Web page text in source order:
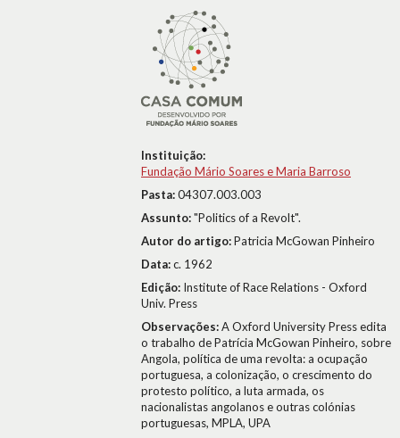
Instituição:
Fundação Mário Soares e Maria Barroso
Pasta:04307.003.003
Assunto:"Politics of a Revolt".
Autor do artigo:Patricia McGowan Pinheiro
Data:c. 1962
Edição: Institute of Race Relations - Oxford
Univ. Press
Observações:A Oxford University Press edita
o trabalho de Patrícia McGowan Pinheiro, sobre
Angola, política de uma revolta: a ocupação
portuguesa, a colonização, o crescimento do
protesto político, a luta armada, os
nacionalistas angolanos e outras colónias
portuguesas, MPLA, UPA